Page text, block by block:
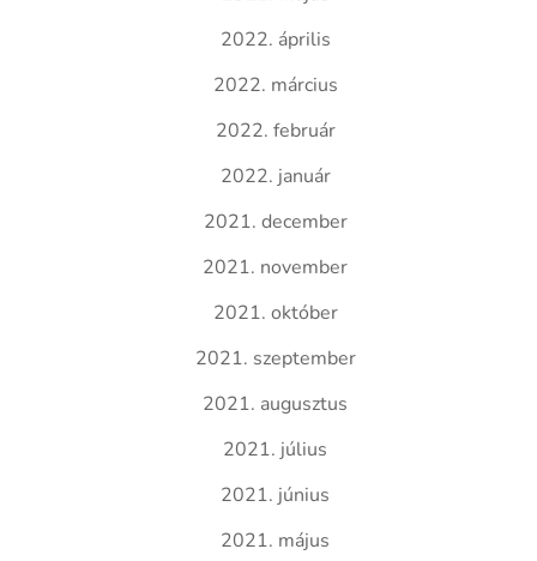
2022. április
2022. március
2022. február
2022. január
2021. december
2021. november
2021. október
2021. szeptember
2021. augusztus
2021. július
2021. június
2021. május